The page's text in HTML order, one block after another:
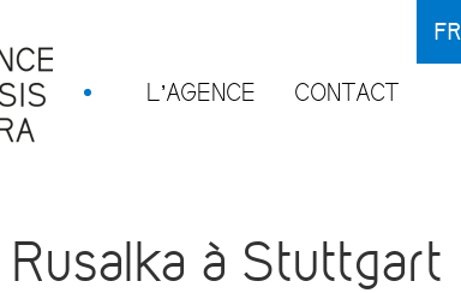
L’AGENCE CONTACT
FR
Rusalka à Stuttgart